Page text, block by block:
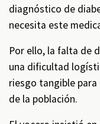
diagnóstico de
necesita este
Por ello, la falta de
una dificultad
riesgo tangible
de la población.